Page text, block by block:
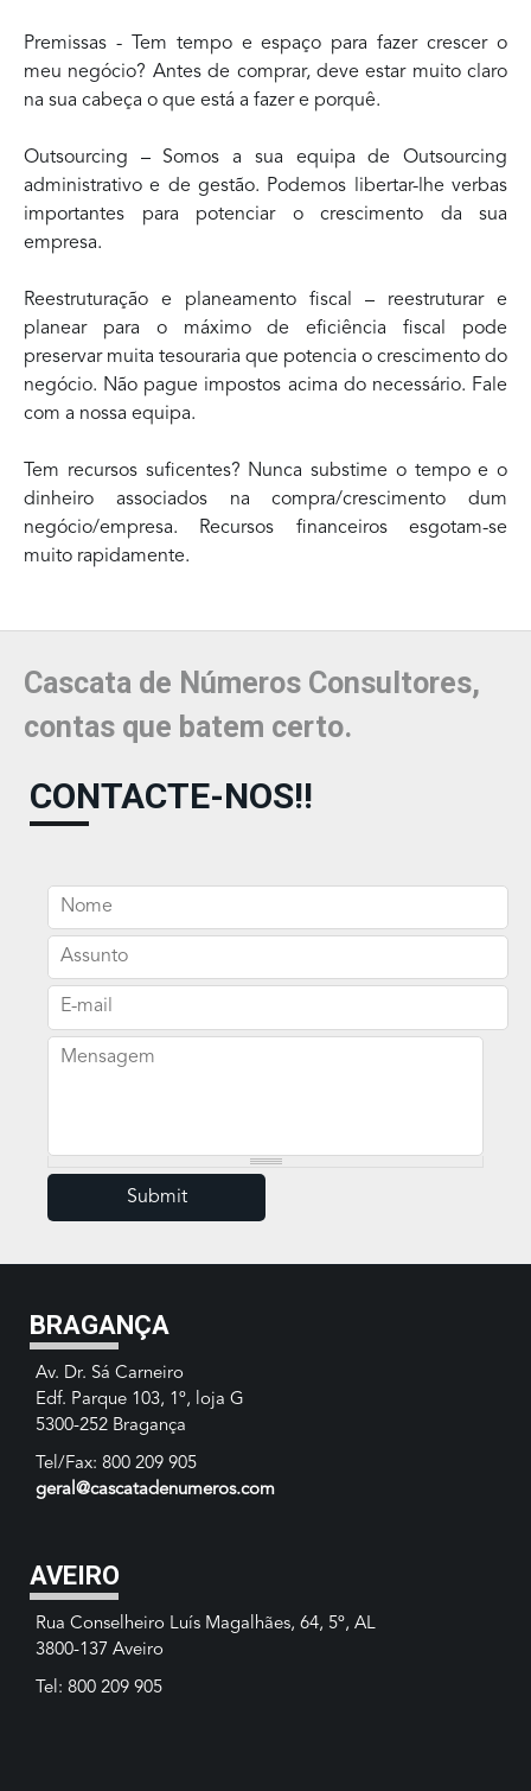
Premissas - Tem tempo e espaço para fazer crescer o
meu negócio? Antes de comprar, deve estar muito claro
na sua cabeça o que está a fazer e porquê.
Outsourcing – Somos a sua equipa de Outsourcing
administrativo e de gestão. Podemos libertar-lhe verbas
importantes para potenciar o crescimento da sua
empresa.
Reestruturação e planeamento fiscal – reestruturar e
planear para o máximo de eficiência fiscal pode
preservar muita tesouraria que potencia o crescimento do
negócio. Não pague impostos acima do necessário. Fale
com a nossa equipa.
Tem recursos suficentes? Nunca substime o tempo e o
dinheiro associados na compra/crescimento dum
negócio/empresa. Recursos financeiros esgotam-se
muito rapidamente.
Cascata de Números Consultores,
contas que batem certo.
CONTACTE-NOS!!
Nome
Assunto
E-mail
Mensagem
BRAGANÇA
Av. Dr. Sá Carneiro
Edf. Parque 103, 1º, loja G
5300-252 Bragança
Tel/Fax: 800 209 905
geral@cascatadenumeros.com
AVEIRO
Rua Conselheiro Luís Magalhães, 64, 5º, AL
3800-137 Aveiro
Tel: 800 209 905